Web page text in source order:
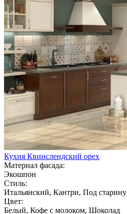
Кухня Квинслендский орех
Материал фасада:
Экошпон
Стиль:
Итальянский, Кантри, Под старину
Цвет:
Белый, Кофе с молоком, Шоколад